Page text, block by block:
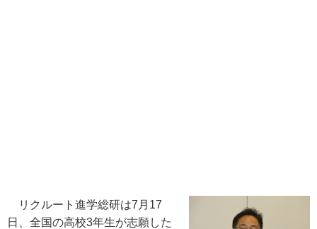
リクルート進学総研は7月17
日、全国の高校3年生が志願した